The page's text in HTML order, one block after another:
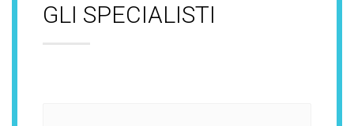
GLI SPECIALISTI